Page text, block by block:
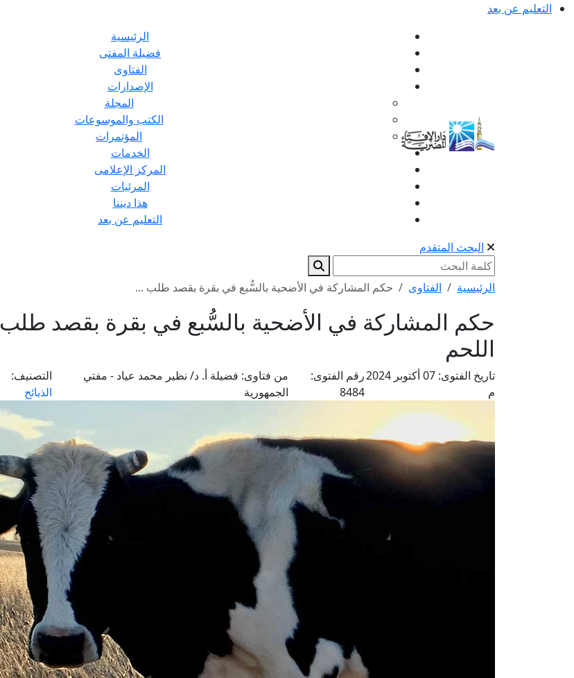
التعليم عن بعد
الرئيسية
فضيلة المفتى
الفتاوى
الإصدارات
المجلة
الكتب والموسوعات
المؤتمرات
الخدمات
المركز الإعلامى
المرئيات
هذا ديننا
التعليم عن بعد
البحث المتقدم
الرئيسية الفتاوى حكم المشاركة في الأضحية بالسُّبع في بقرة بقصد طلب ...
حكم المشاركة في الأضحية بالسُّبع في بقرة بقصد طلب
اللحم
تاريخ الفتوى:
07 أكتوبر 2024
م
رقم الفتوى:
8484
من فتاوى: فضيلة أ. د/ نظير محمد عياد - مفتي
الجمهورية
التصنيف:
الذبائح